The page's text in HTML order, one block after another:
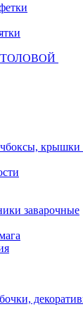
заварочные